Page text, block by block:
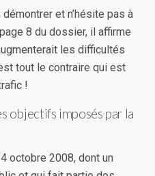
et n’hésite pas à
8 du dossier, il affirme
les difficultés
tout le contraire qui est
!
objectifs imposés par la
octobre 2008, dont un